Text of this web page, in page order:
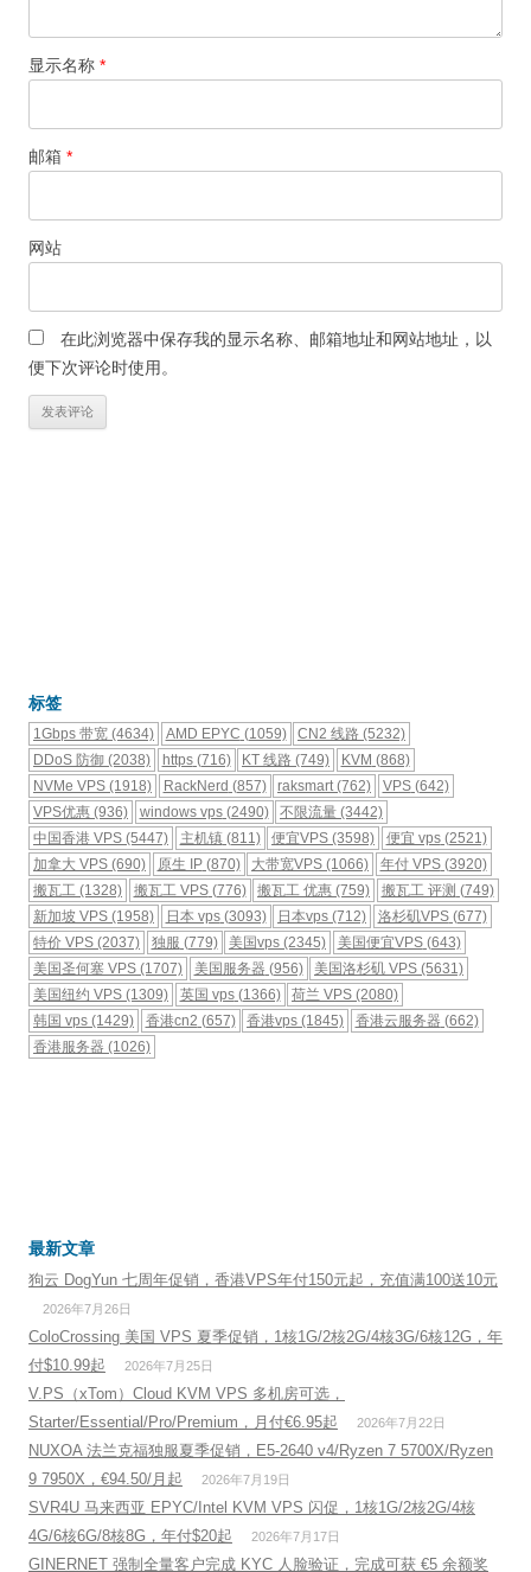
显示名称 *
邮箱 *
网站
在此浏览器中保存我的显示名称、邮箱地址和网站地址，以
便下次评论时使用。
标签
1Gbps 带宽 (4634) AMD EPYC (1059) CN2 线路 (5232)
DDoS 防御 (2038) https(716) KT 线路 (749) KVM (868)
NVMe VPS (1918) RackNerd (857) raksmart(762) VPS(642)
VPS优惠 (936) windows vps(2490) 不限流量 (3442)
中国香港 VPS (5447) 主机镇(811) 便宜VPS (3598) 便宜 vps(2521)
加拿大 VPS (690) 原生 IP(870) 大带宽VPS (1066) 年付 VPS(3920)
搬瓦工 (1328) 搬瓦工 VPS(776) 搬瓦工 优惠 (759) 搬瓦工 评测 (749)
新加坡 VPS (1958) 日本 vps(3093) 日本vps (712) 洛杉矶VPS(677)
特价 VPS (2037) 独服 (779) 美国vps (2345) 美国便宜VPS(643)
美国圣何塞 VPS (1707) 美国服务器 (956) 美国洛杉矶 VPS (5631)
美国纽约 VPS (1309) 英国 vps(1366) 荷兰 VPS (2080)
韩国 vps (1429) 香港cn2 (657) 香港vps (1845) 香港云服务器 (662)
香港服务器 (1026)
最新文章
狗云 DogYun 七周年促销，香港VPS年付150元起，充值满100送10元
2026年7月26日
ColoCrossing 美国 VPS 夏季促销，1核1G/2核2G/4核3G/6核12G，年
付$10.99起
2026年7月25日
V.PS（xTom）Cloud KVM VPS 多机房可选，
Starter/Essential/Pro/Premium，月付€6.95起
2026年7月22日
NUXOA 法兰克福独服夏季促销，E5-2640 v4/Ryzen 7 5700X/Ryzen
9 7950X，€94.50/月起
2026年7月19日
SVR4U 马来西亚 EPYC/Intel KVM VPS 闪促，1核1G/2核2G/4核
4G/6核6G/8核8G，年付$20起
2026年7月17日
GINERNET 强制全量客户完成 KYC 人脸验证，完成可获 €5 余额奖